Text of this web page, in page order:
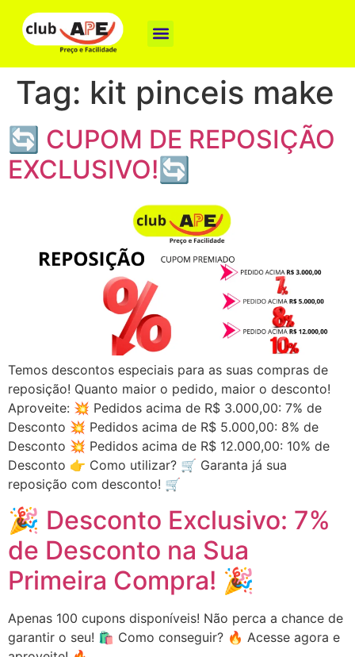
Tag: kit pinceis make
🔄 CUPOM DE REPOSIÇÃO
EXCLUSIVO!🔄
Temos descontos especiais para as suas compras de
reposição! Quanto maior o pedido, maior o desconto!
Aproveite: 💥 Pedidos acima de R$ 3.000,00: 7% de
Desconto 💥 Pedidos acima de R$ 5.000,00: 8% de
Desconto 💥 Pedidos acima de R$ 12.000,00: 10% de
Desconto 👉 Como utilizar? 🛒 Garanta já sua
reposição com desconto! 🛒
🎉 Desconto Exclusivo: 7%
de Desconto na Sua
Primeira Compra! 🎉
Apenas 100 cupons disponíveis! Não perca a chance de
garantir o seu! 🛍️ Como conseguir? 🔥 Acesse agora e